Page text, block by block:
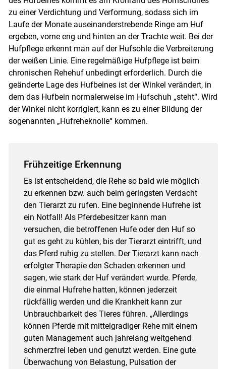
zu einer Verdichtung und Verformung, sodass sich im
Laufe der Monate auseinanderstrebende Ringe am Huf
ergeben, vorne eng und hinten an der Trachte weit. Bei der
Hufpflege erkennt man auf der Hufsohle die Verbreiterung
der weißen Linie. Eine regelmäßige Hufpflege ist beim
chronischen Rehehuf unbedingt erforderlich. Durch die
geänderte Lage des Hufbeines ist der Winkel verändert, in
dem das Hufbein normalerweise im Hufschuh „steht“. Wird
der Winkel nicht korrigiert, kann es zu einer Bildung der
sogenannten „Hufreheknolle“ kommen.
Frühzeitige Erkennung
Es ist entscheidend, die Rehe so bald wie möglich
zu erkennen bzw. auch beim geringsten Verdacht
den Tierarzt zu rufen. Eine beginnende Hufrehe ist
ein Notfall! Als Pferdebesitzer kann man
versuchen, die betroffenen Hufe oder den Huf so
gut es geht zu kühlen, bis der Tierarzt eintrifft, und
das Pferd ruhig zu stellen. Der Tierarzt kann nach
erfolgter Therapie den Schaden erkennen und
sagen, wie stark der Huf verändert wurde. Pferde,
die einmal Hufrehe hatten, können jederzeit
rückfällig werden und die Krankheit kann zur
Unbrauchbarkeit des Tieres führen. „Allerdings
können Pferde mit mittelgradiger Rehe mit einem
guten Management auch jahrelang weitgehend
schmerzfrei leben und genutzt werden. Eine gute
Überwachung von Belastung, Pulsation der